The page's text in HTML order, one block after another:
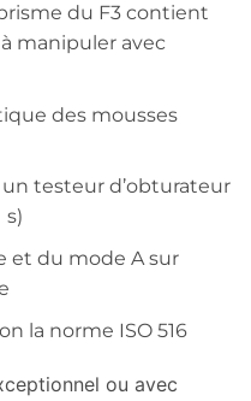
du F3 contient
manipuler avec
des mousses
un testeur d’obturateur
s)
et du mode A sur
la norme ISO 516
ou avec